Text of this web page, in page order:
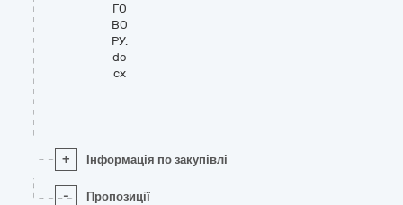
ГО
ВО
РУ.
do
cx
+ Інформація по закупівлі
- Пропозиції